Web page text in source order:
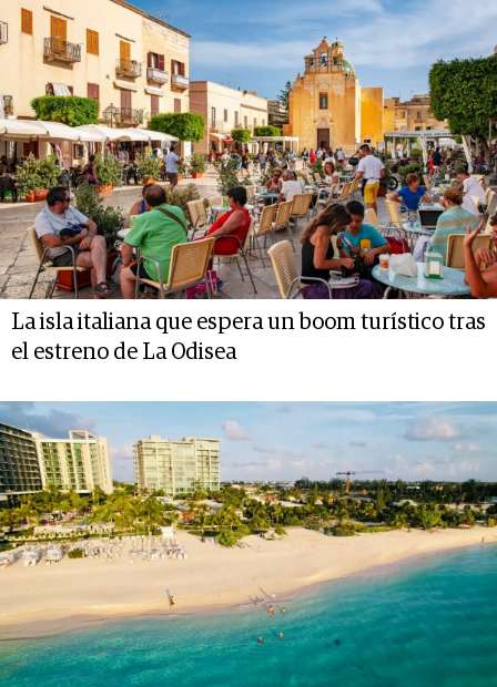
La isla italiana que espera un boom turístico tras
el estreno de La Odisea